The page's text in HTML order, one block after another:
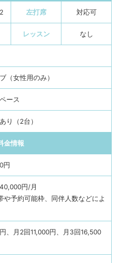
左打席 対応可
レッスン なし
（女性用のみ）
ース
り（2台）
金情報
円
円/月
や予約可能枠、同伴人数などによ
、月2回11,000円、月3回16,500